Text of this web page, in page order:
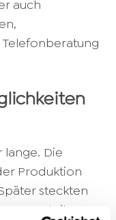
auch
Die
Produktion
steckten
Bauteile